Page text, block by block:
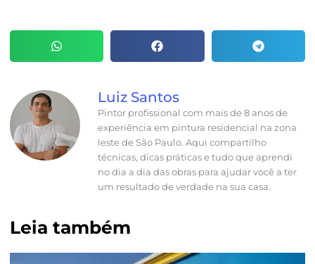
Luiz Santos
Pintor profissional com mais de 8 anos de
experiência em pintura residencial na zona
leste de São Paulo. Aqui compartilho
técnicas, dicas práticas e tudo que aprendi
no dia a dia das obras para ajudar você a ter
um resultado de verdade na sua casa.
Leia também